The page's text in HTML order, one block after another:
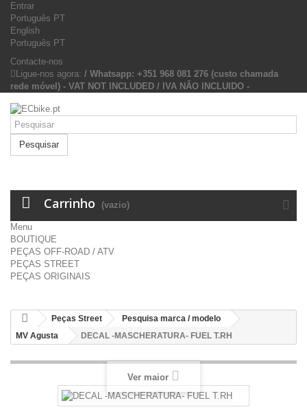
Entrar
Português PT
English
Português PT
Contacte-nos
Ligue-nos agora: / Whatsapp: +351 968 081 276 (custo chamada
rede móvel) - VAT NOT INCLUDED / IVA NÃO INCLUIDO -
Pesquisar
Carrinho (vazio)
Menu
BOUTIQUE
PEÇAS OFF-ROAD / ATV
PEÇAS STREET
PEÇAS ORIGINAIS
Peças Street
Pesquisa marca / modelo
MV Agusta
DECAL -MASCHERATURA- FUEL T.RH
Ver maior